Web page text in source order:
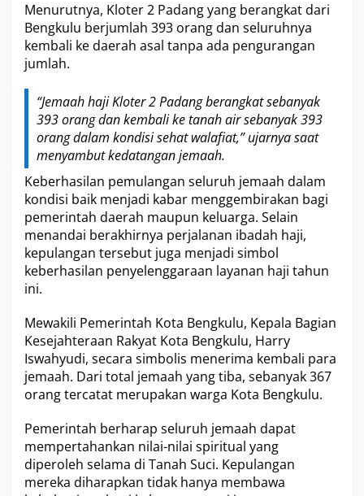
Menurutnya, Kloter 2 Padang yang berangkat dari
Bengkulu berjumlah 393 orang dan seluruhnya
kembali ke daerah asal tanpa ada pengurangan
jumlah.
“Jemaah haji Kloter 2 Padang berangkat sebanyak
393 orang dan kembali ke tanah air sebanyak 393
orang dalam kondisi sehat walafiat,” ujarnya saat
menyambut kedatangan jemaah.
Keberhasilan pemulangan seluruh jemaah dalam
kondisi baik menjadi kabar menggembirakan bagi
pemerintah daerah maupun keluarga. Selain
menandai berakhirnya perjalanan ibadah haji,
kepulangan tersebut juga menjadi simbol
keberhasilan penyelenggaraan layanan haji tahun
ini.
Mewakili Pemerintah Kota Bengkulu, Kepala Bagian
Kesejahteraan Rakyat Kota Bengkulu, Harry
Iswahyudi, secara simbolis menerima kembali para
jemaah. Dari total jemaah yang tiba, sebanyak 367
orang tercatat merupakan warga Kota Bengkulu.
Pemerintah berharap seluruh jemaah dapat
mempertahankan nilai-nilai spiritual yang
diperoleh selama di Tanah Suci. Kepulangan
mereka diharapkan tidak hanya membawa